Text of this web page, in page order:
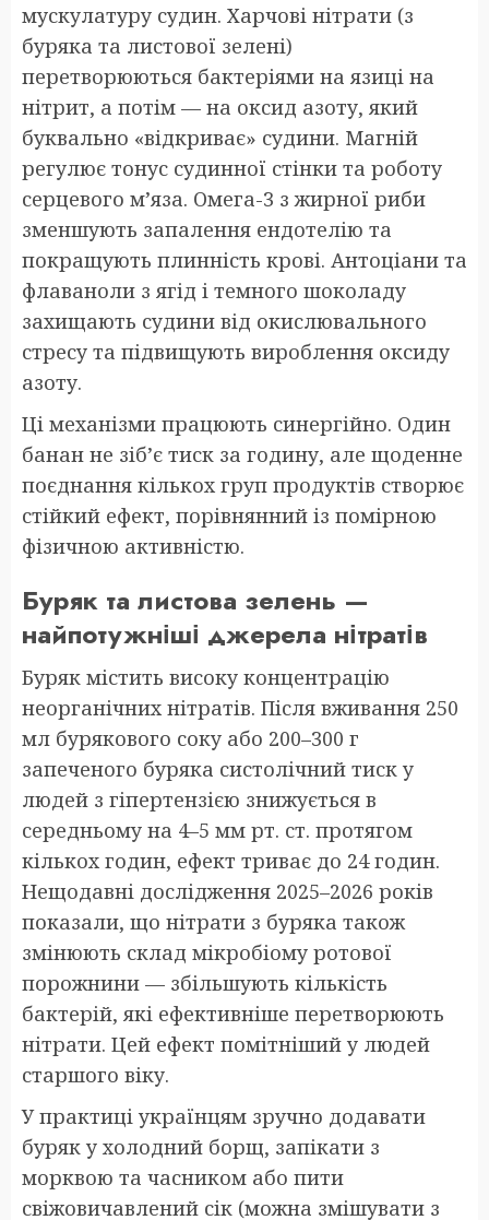
мускулатуру судин. Харчові нітрати (з
буряка та листової зелені)
перетворюються бактеріями на язиці на
нітрит, а потім — на оксид азоту, який
буквально «відкриває» судини. Магній
регулює тонус судинної стінки та роботу
серцевого м’яза. Омега-3 з жирної риби
зменшують запалення ендотелію та
покращують плинність крові. Антоціани та
флаваноли з ягід і темного шоколаду
захищають судини від окислювального
стресу та підвищують вироблення оксиду
азоту.
Ці механізми працюють синергійно. Один
банан не зіб’є тиск за годину, але щоденне
поєднання кількох груп продуктів створює
стійкий ефект, порівнянний із помірною
фізичною активністю.
Буряк та листова зелень —
найпотужніші джерела нітратів
Буряк містить високу концентрацію
неорганічних нітратів. Після вживання 250
мл бурякового соку або 200–300 г
запеченого буряка систолічний тиск у
людей з гіпертензією знижується в
середньому на 4–5 мм рт. ст. протягом
кількох годин, ефект триває до 24 годин.
Нещодавні дослідження 2025–2026 років
показали, що нітрати з буряка також
змінюють склад мікробіому ротової
порожнини — збільшують кількість
бактерій, які ефективніше перетворюють
нітрати. Цей ефект помітніший у людей
старшого віку.
У практиці українцям зручно додавати
буряк у холодний борщ, запікати з
морквою та часником або пити
свіжовичавлений сік (можна змішувати з